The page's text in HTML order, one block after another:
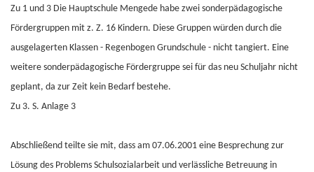
Zu 1 und 3 Die Hauptschule Mengede habe zwei sonderpädagogische
Fördergruppen mit z. Z. 16 Kindern. Diese Gruppen würden durch die
ausgelagerten Klassen - Regenbogen Grundschule - nicht tangiert. Eine
weitere sonderpädagogische Fördergruppe sei für das neu Schuljahr nicht
geplant, da zur Zeit kein Bedarf bestehe.
Zu 3. S. Anlage 3
Abschließend teilte sie mit, dass am 07.06.2001 eine Besprechung zur
Lösung des Problems Schulsozialarbeit und verlässliche Betreuung in